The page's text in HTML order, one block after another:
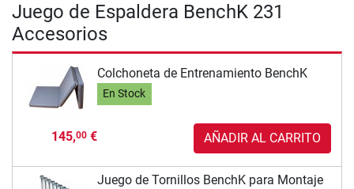
Juego de Espaldera BenchK 231
Accesorios
Colchoneta de Entrenamiento BenchK
En Stock
145,00€ AÑADIR AL CARRITO
Juego de Tornillos BenchK para Montaje